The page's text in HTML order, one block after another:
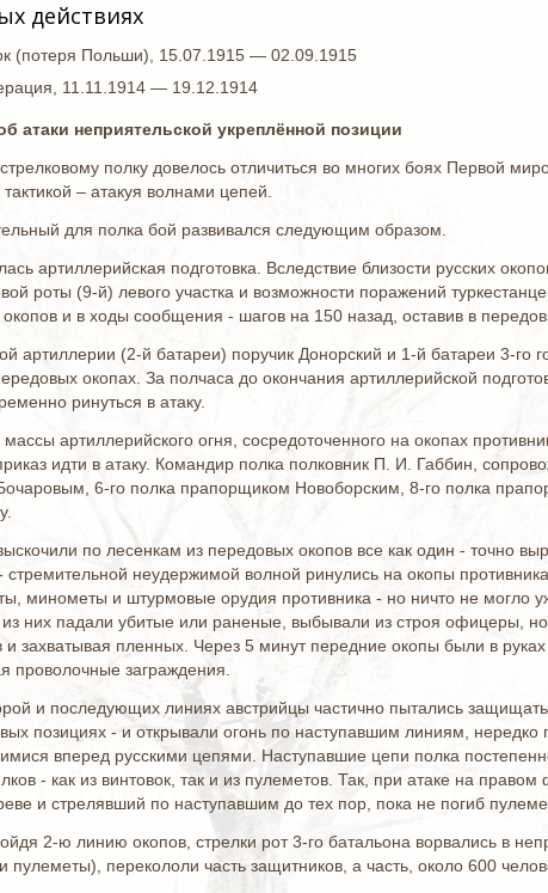
действиях
(потеря Польши), 15.07.1915 — 02.09.1915
11.11.1914 — 19.12.1914
атаки неприятельской укреплённой позиции
полку довелось отличиться во многих боях Первой
– атакуя волнами цепей.
для полка бой развивался следующим образом.
артиллерийская подготовка. Вследствие близости русских
роты (9-й) левого участка и возможности поражений
и в ходы сообщения - шагов на 150 назад, оставив в
артиллерии (2-й батареи) поручик Донорский и 1-й батареи 3-го
окопах. За полчаса до окончания артиллерийской
ринуться в атаку.
артиллерийского огня, сосредоточенного на окопах
идти в атаку. Командир полка полковник П. И. Габбин,
6-го полка прапорщиком Новоборским, 8-го полка
по лесенкам из передовых окопов все как один - точно
стремительной неудержимой волной ринулись на окопы
минометы и штурмовые орудия противника - но ничто не могло
из них падали убитые или раненые, выбывали из строя офицеры,
и захватывая пленных. Через 5 минут передние окопы были в
проволочные заграждения.
и последующих линиях австрийцы частично пытались
позициях - и открывали огонь по наступавшим линиям, нередко
вперед русскими цепями. Наступавшие цепи полка
- как из винтовок, так и из пулеметов. Так, при атаке на
и стрелявший по наступавшим до тех пор, пока не погиб
2-ю линию окопов, стрелки рот 3-го батальона ворвались в
пулеметы), перекололи часть защитников, а часть, около 600